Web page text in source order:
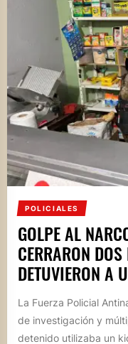
POLICIALES
GOLPE AL
CERRARON
DETUVIERON A
La Fuerza Policial
de investigación y
detenido utilizaba un